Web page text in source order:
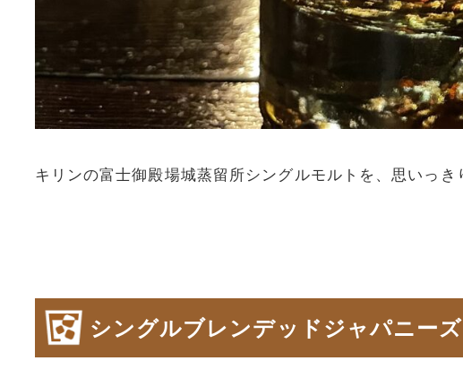
キリンの富士御殿場城蒸留所シングルモルトを、思いっき
シングルブレンデッドジャパニー